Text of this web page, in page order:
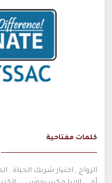
كلمات مفتاحية
الزواج , اختيار شريك الحياة ,